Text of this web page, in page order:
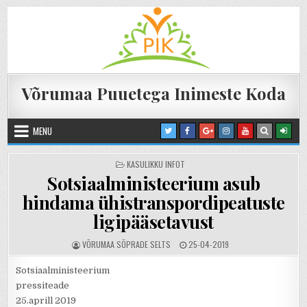
Võrumaa Puuetega Inimeste Koda
MENU
POSTED IN
KASULIKKU INFOT
Sotsiaalministeerium asub
hindama ühistranspordipeatuste
ligipääsetavust
AUTHOR:
VÕRUMAA SÕPRADE SELTS PUBLISHED DATE:
25-04-2019
Sotsiaalministeerium
pressiteade
25.aprill 2019